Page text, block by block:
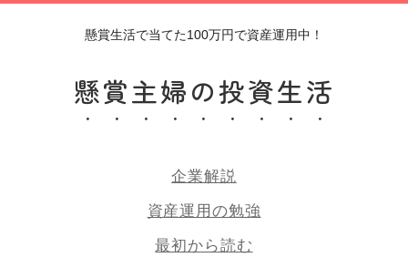
懸賞生活で当てた100万円で資産運用中！
懸賞主婦の投資生活
企業解説
資産運用の勉強
最初から読む